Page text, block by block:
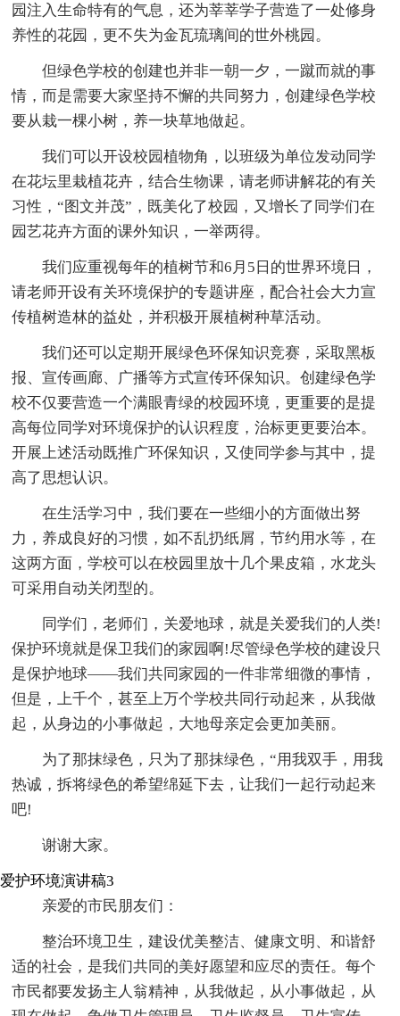
园注入生命特有的气息，还为莘莘学子营造了一处修身
养性的花园，更不失为金瓦琉璃间的世外桃园。
但绿色学校的创建也并非一朝一夕，一蹴而就的事
情，而是需要大家坚持不懈的共同努力，创建绿色学校
要从栽一棵小树，养一块草地做起。
我们可以开设校园植物角，以班级为单位发动同学
在花坛里栽植花卉，结合生物课，请老师讲解花的有关
习性，“图文并茂”，既美化了校园，又增长了同学们在
园艺花卉方面的课外知识，一举两得。
我们应重视每年的植树节和6月5日的世界环境日，
请老师开设有关环境保护的专题讲座，配合社会大力宣
传植树造林的益处，并积极开展植树种草活动。
我们还可以定期开展绿色环保知识竞赛，采取黑板
报、宣传画廊、广播等方式宣传环保知识。创建绿色学
校不仅要营造一个满眼青绿的校园环境，更重要的是提
高每位同学对环境保护的认识程度，治标更更要治本。
开展上述活动既推广环保知识，又使同学参与其中，提
高了思想认识。
在生活学习中，我们要在一些细小的方面做出努
力，养成良好的习惯，如不乱扔纸屑，节约用水等，在
这两方面，学校可以在校园里放十几个果皮箱，水龙头
可采用自动关闭型的。
同学们，老师们，关爱地球，就是关爱我们的人类!
保护环境就是保卫我们的家园啊!尽管绿色学校的建设只
是保护地球——我们共同家园的一件非常细微的事情，
但是，上千个，甚至上万个学校共同行动起来，从我做
起，从身边的小事做起，大地母亲定会更加美丽。
为了那抹绿色，只为了那抹绿色，“用我双手，用我
热诚，拆将绿色的希望绵延下去，让我们一起行动起来
吧!
谢谢大家。
爱护环境演讲稿3
亲爱的市民朋友们：
整治环境卫生，建设优美整洁、健康文明、和谐舒
适的社会，是我们共同的美好愿望和应尽的责任。每个
市民都要发扬主人翁精神，从我做起，从小事做起，从